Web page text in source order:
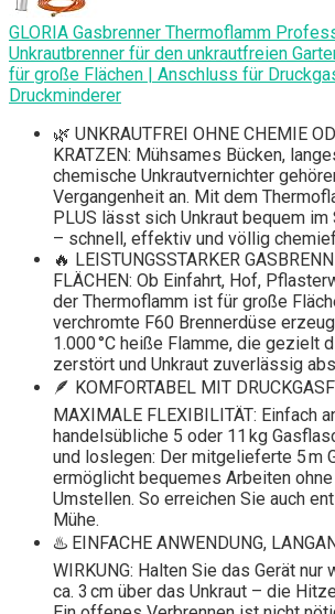
GLORIA Gasbrenner Thermoflamm
Unkrautbrenner für den unkrautfreien
für große Flächen | Anschluss für
Druckminderer
🌿 UNKRAUTFREI OHNE CHEMIE
KRATZEN: Mühsames Bücken,
chemische Unkrautvernichter
Vergangenheit an. Mit dem
PLUS lässt sich Unkraut bequem
– schnell, effektiv und völlig
🔥 LEISTUNGSSTARKER
FLÄCHEN: Ob Einfahrt, Hof,
der Thermoflamm ist für große
verchromte F60 Brennerdüse
1.000 °C heiße Flamme, die gezielt
zerstört und Unkraut zuverlässig
🪶 KOMFORTABEL MIT
MAXIMALE FLEXIBILITÄT: Einfach
handelsübliche 5 oder 11 kg
und loslegen: Der mitgelieferte 5 m
ermöglicht bequemes Arbeiten
Umstellen. So erreichen Sie auch
Mühe.
♨️ EINFACHE ANWENDUNG,
WIRKUNG: Halten Sie das Gerät nur
ca. 3 cm über das Unkraut – die